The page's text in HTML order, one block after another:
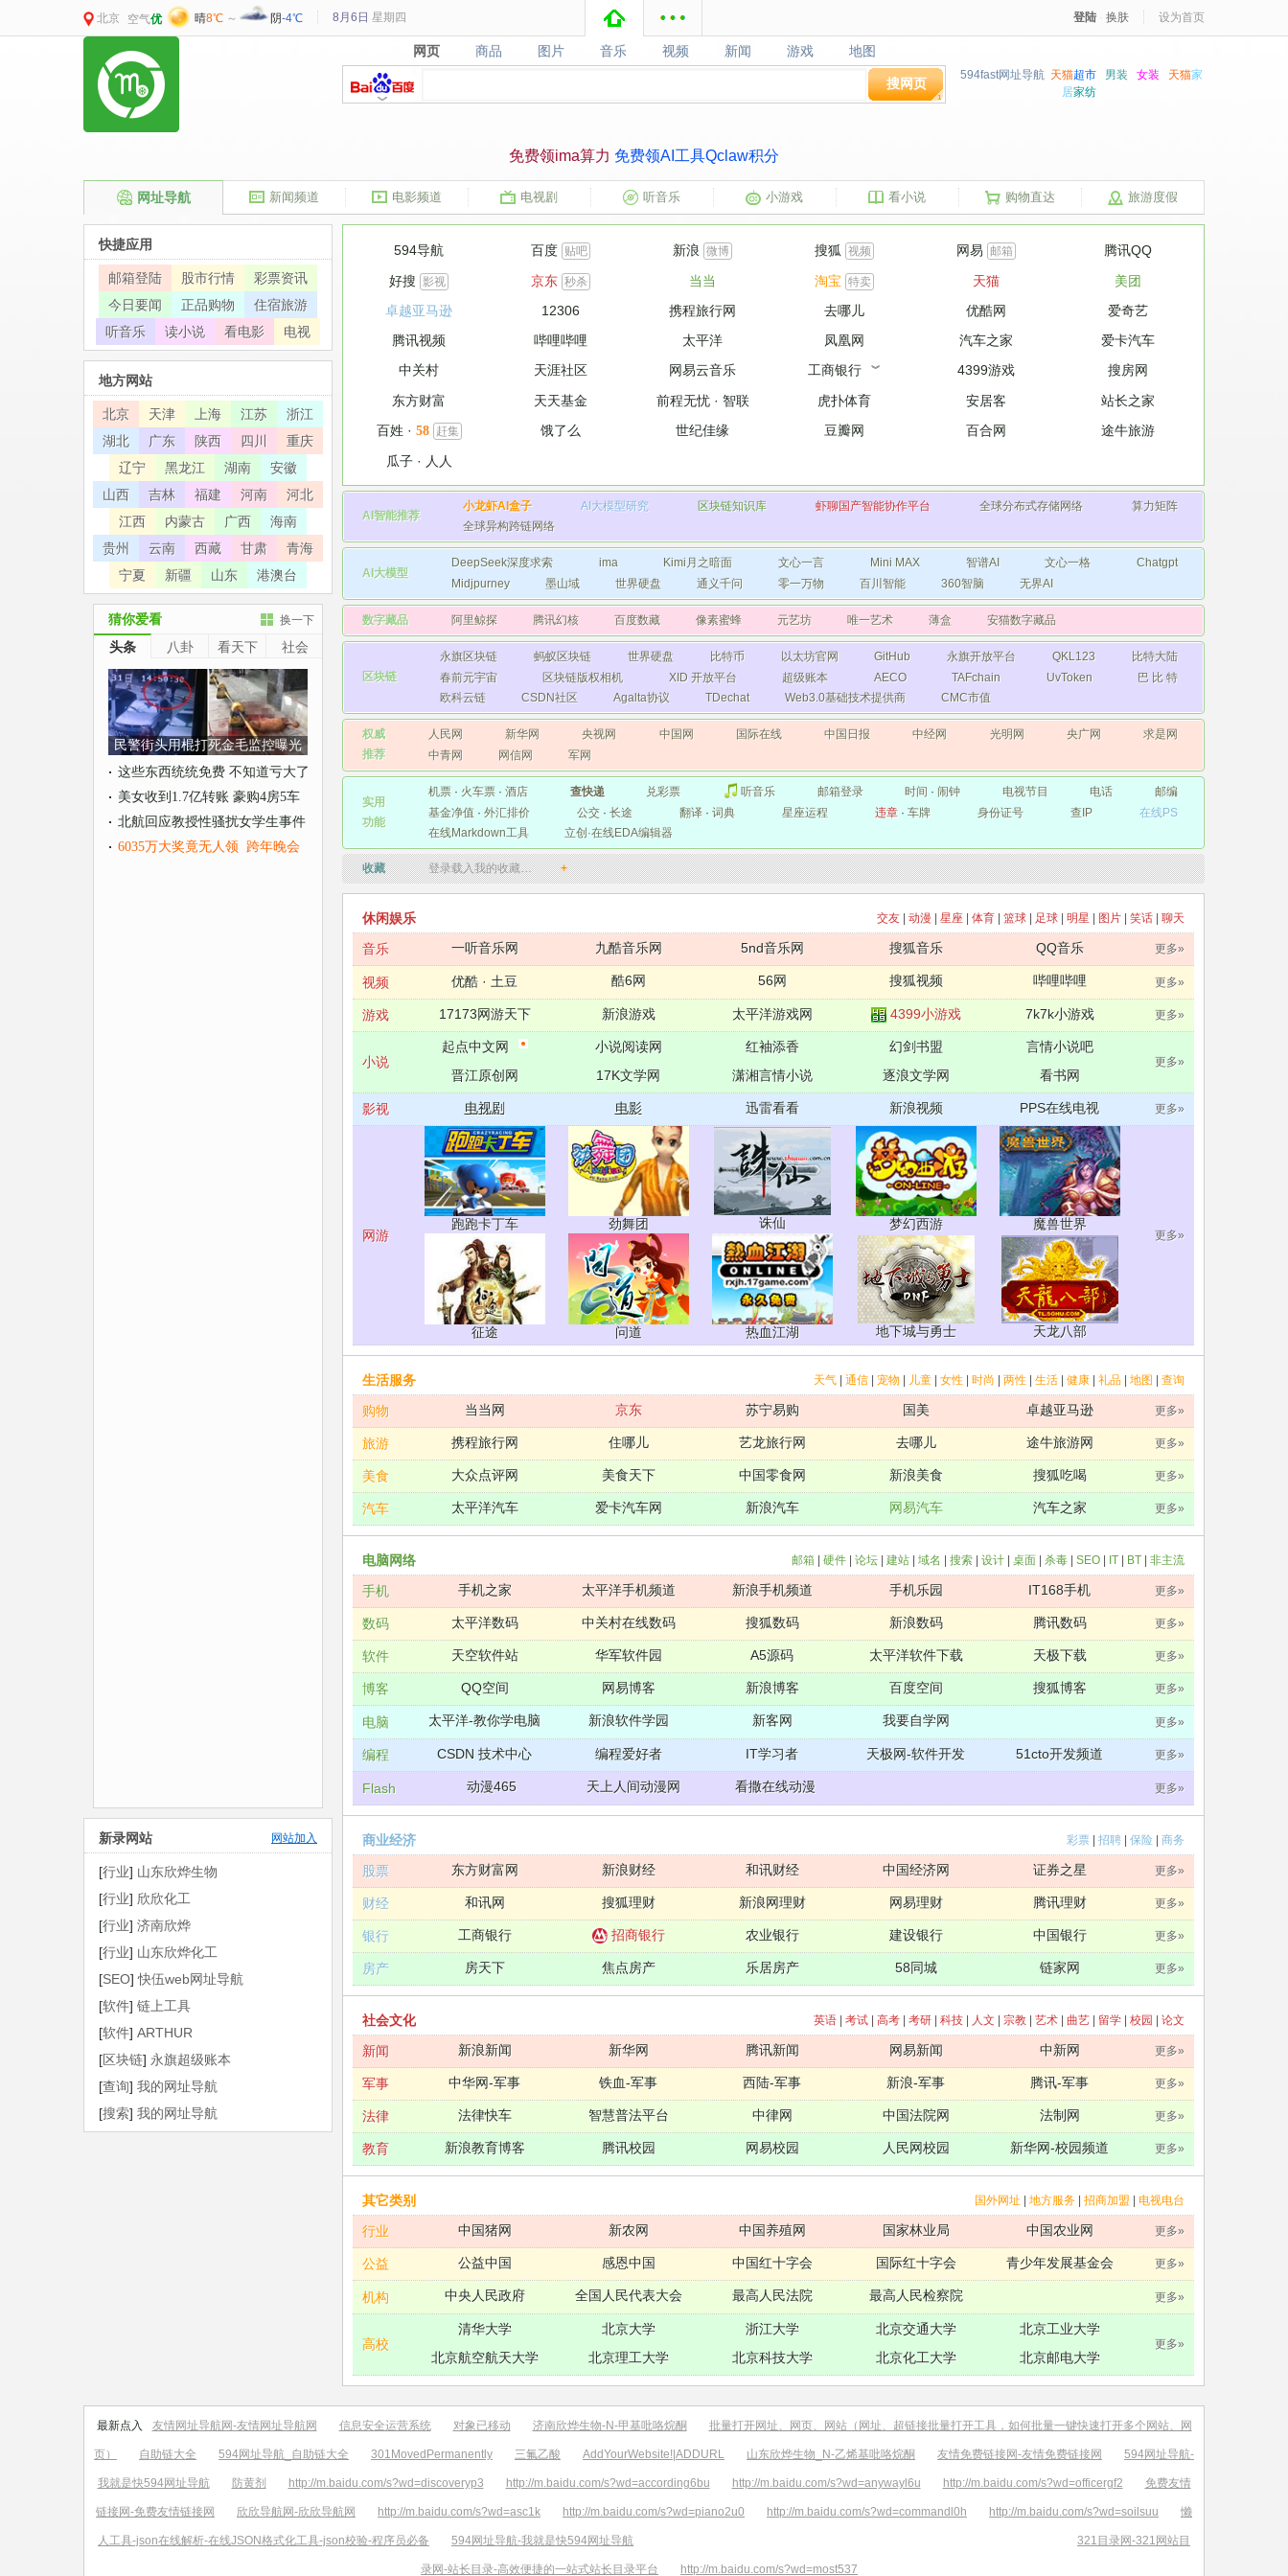
北京 空气优 晴8℃ ～ 阴-4℃ 8月6日 星期 四 登陆 换肤 设为首页
网页
网页 商品
商品 图片
图片 音乐
音乐 视频
视频 新闻
新闻 游戏
游戏 地图
地图
搜网页
594fast网址导航 天猫超市 男装 女装 天猫家
居家纺
免费领ima算力 免费领AI工具Qclaw积分
网址导航 新闻频道 电影频道 电视剧 听音乐 小游戏 看小说 购物直达 旅游度假
594导航 百度 贴吧 新浪 微博 搜狐 视频 网易 邮箱
腾讯QQ
好搜 影视 京东 秒杀 当当 淘宝 特卖 天猫
美团
卓越亚马逊
12306 携程旅行网 去哪儿 优酷网
爱奇艺
腾讯视频
哔哩哔哩 太平洋 凤凰网 汽车之家
爱卡汽车
中关村
天涯社区 网易云音乐 工商银行 ︾ 4399游戏
搜房网
东方财富
天天基金 前程无忧· 智联 虎扑体育 安居客
站长之家
百姓 · 58 赶集 饿了么 世纪佳缘 豆瓣网 百合网
途牛旅游
瓜子· 人人
AI智能推荐
小龙虾AI盒子 AI大模型研究 区块链知识库 虾聊国产智能协作平台 全球分布式存储网络
算力矩阵
全球异构跨链网络
AI大模型
DeepSeek深度求索 ima Kimi月之暗面 文心一言 Mini MAX 智谱AI 文心一格
Chatgpt
Midjpurney
墨山域 世界硬盘 通义千问 零一万物 百川智能 360智脑 无界AI
数字藏品 阿里鲸探 腾讯幻核 百度数藏 像素蜜蜂 元艺坊 唯一艺术 薄盒 安猫数字藏品
区块链
永旗区块链 蚂蚁区块链 世界硬盘 比特币 以太坊官网 GitHub 永旗开放平台 QKL123
比特大陆
春前元宇宙
区块链版权相机 XID 开放平台 超级账本 AECO TAFchain UvToken
巴 比 特
欧科云链
CSDN社区 Agalta协议 TDechat Web3.0基础技术提供商 CMC市值
权威
推荐
人民网 新华网 央视网 中国网 国际在线 中国日报 中经网 光明网 央广网
求是网
中青网
网信网 军网
实用
功能
机票 · 火车票 · 酒店 查快递 兑彩票 听音乐 邮箱登录 时间 · 闹钟 电视节目 电话
邮编
基金净值 · 外汇排价 公交 · 长途 翻译 · 词典 星座运程 违章 · 车牌 身份证号 查IP
在线PS
在线Markdown工具
立创·在线EDA编辑器
收藏 登录载入我的收藏… +
交友 | 动漫 | 星座 | 体育 | 篮球 | 足球 | 明星 | 图片 | 笑话 | 聊天
休闲娱乐
音乐
一听音乐网 九酷音乐网 5nd音乐网 搜狐音乐 QQ音乐 更多»
视频 优酷 · 土豆 酷6网 56网 搜狐视频 哔哩哔哩 更多»
游戏 17173网游天下 新浪游戏 太平洋游戏网 4399小游戏 7k7k小游戏 更多»
小说
起点中文网 小说阅读网 红袖添香 幻剑书盟
言情小说吧
晋江原创网
17K文学网 潇湘言情小说 逐浪文学网 看书网
更多»
影视 电视剧 电影 迅雷看看 新浪视频 PPS在线电视 更多»
网游
跑跑卡丁车 劲舞团 诛仙 梦幻西游 魔兽世界
征途 问道 热血江湖 地下城与勇士 天龙八部
更多»
天气 | 通信 | 宠物 | 儿童 | 女性 | 时尚 | 两性 | 生活 | 健康 | 礼品 | 地图 | 查询
生活服务
购物
当当网 京东 苏宁易购 国美 卓越亚马逊 更多»
旅游 携程旅行网 住哪儿 艺龙旅行网 去哪儿 途牛旅游网 更多»
美食 大众点评网 美食天下 中国零食网 新浪美食 搜狐吃喝 更多»
汽车 太平洋汽车 爱卡汽车网 新浪汽车 网易汽车 汽车之家 更多»
邮箱 | 硬件 | 论坛 | 建站 | 域名 | 搜索 | 设计 | 桌面 | 杀毒 | SEO | IT | BT | 非主流
电脑网络
手机
手机之家 太平洋手机频道 新浪手机频道 手机乐园 IT168手机 更多»
数码 太平洋数码 中关村在线数码 搜狐数码 新浪数码 腾讯数码 更多»
软件 天空软件站 华军软件园 A5源码 太平洋软件下载 天极下载 更多»
博客 QQ空间 网易博客 新浪博客 百度空间 搜狐博客 更多»
电脑 太平洋-教你学电脑 新浪软件学园 新客网 我要自学网 更多»
编程 CSDN 技术中心 编程爱好者 IT学习者 天极网-软件开发 51cto开发频道 更多»
Flash 动漫465 天上人间动漫网 看撒在线动漫 更多»
彩票 | 招聘 | 保险 | 商务
商业经济
股票
东方财富网 新浪财经 和讯财经 中国经济网 证券之星 更多»
财经 和讯网 搜狐理财 新浪网理财 网易理财 腾讯理财 更多»
银行 工商银行 招商银行 农业银行 建设银行 中国银行 更多»
房产 房天下 焦点房产 乐居房产 58同城 链家网 更多»
英语 | 考试 | 高考 | 考研 | 科技 | 人文 | 宗教 | 艺术 | 曲艺 | 留学 | 校园 | 论文
社会文化
新闻
新浪新闻 新华网 腾讯新闻 网易新闻 中新网 更多»
军事 中华网-军事 铁血-军事 西陆-军事 新浪-军事 腾讯-军事 更多»
法律 法律快车 智慧普法平台 中律网 中国法院网 法制网 更多»
教育 新浪教育博客 腾讯校园 网易校园 人民网校园 新华网-校园频道 更多»
国外网址 | 地方服务 | 招商加盟 | 电视电台
其它类别
行业
中国猪网 新农网 中国养殖网 国家林业局 中国农业网 更多»
公益 公益中国 感恩中国 中国红十字会 国际红十字会 青少年发展基金会 更多»
机构 中央人民政府 全国人民代表大会 最高人民法院 最高人民检察院 更多»
高校
清华大学 北京大学 浙江大学 北京交通大学
北京工业大学
北京航空航天大学
北京理工大学 北京科技大学 北京化工大学 北京邮电大学
更多»
快捷应用
邮箱登陆 股市行情
彩票资讯
今日要闻
正品购物
住宿旅游
听音乐
读小说 看电影 电视
地方网站
北京 天津 上海 江苏
浙江
湖北
广东 陕西 四川
重庆
辽宁
黑龙江 湖南
安徽
山西
吉林 福建 河南
河北
江西
内蒙古 广西
海南
贵州
云南 西藏 甘肃
青海
宁夏
新疆 山东 港澳台
猜你爱看 换一下
头条 八卦 看天下 社会
民警街头用棍打死金毛监控曝光
这些东西统统免费 不知道亏大了
美女收到1.7亿转账 豪购4房5车
北航回应教授性骚扰女学生事件
6035万大奖竟无人领 跨年晚会
网站加入
新录网站
[行业] 山东欣烨生物
[行业] 欣欣化工
[行业] 济南欣烨
[行业] 山东欣烨化工
[SEO]快伍web网址导航
[软件] 链上工具
[软件] ARTHUR
[区块链] 永旗超级账本
[查询] 我的网址导航
[搜索] 我的网址导航
最新点入 友情网址导航网-友情网址导航网 信息安全运营系统 对象已移动 济南欣烨生物-N-甲基吡咯烷酮 批量打开网址、网页、网站（网址、超链接批量打开工具，如何批量一键快速打开多个网站、网
页） 自助链大全 594网址导航_自助链大全 301MovedPermanently 三氟乙酸 AddYourWebsite!|ADDURL 山东欣烨生物_N-乙烯基吡咯烷酮 友情免费链接网-友情免费链接网 594网址导航-
我就是快594网址导航 防黄剂 http://m.baidu.com/s?wd=discoveryp3 http://m.baidu.com/s?wd=according6bu http://m.baidu.com/s?wd=anywayl6u http://m.baidu.com/s?wd=officergf2 免费友情
链接网-免费友情链接网 欣欣导航网-欣欣导航网 http://m.baidu.com/s?wd=asc1k http://m.baidu.com/s?wd=piano2u0 http://m.baidu.com/s?wd=commandl0h http://m.baidu.com/s?wd=soilsuu 懒
人工具-json在线解析-在线JSON格式化工具-json校验-程序员必备 594网址导航-我就是快594网址导航 321目录网-321网站目
录网-站长目录-高效便捷的一站式站长目录平台 http://m.baidu.com/s?wd=most537